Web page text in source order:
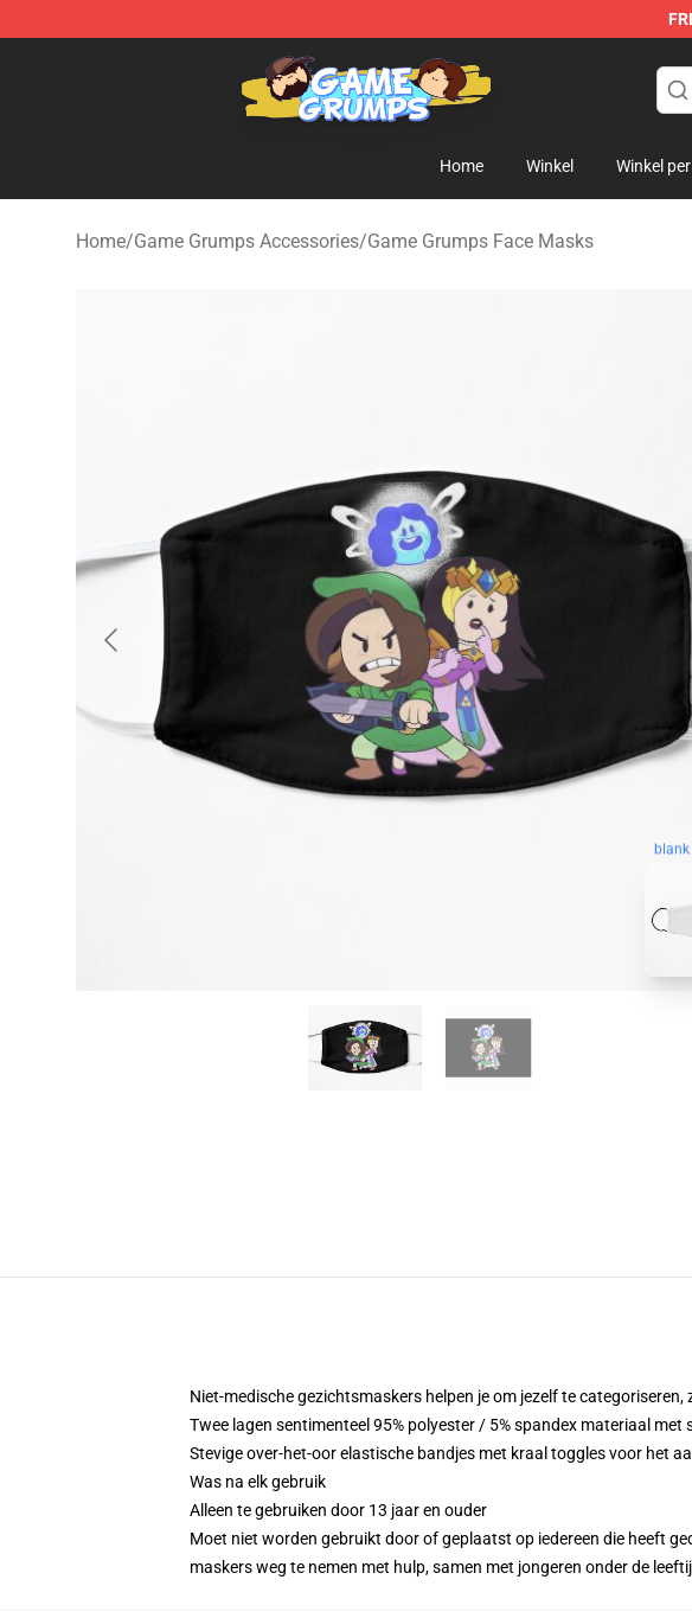
Game Grumps Shop - Official Game Grumps Merchandise Store
Home Winkel Winkel
Home/Game Grumps Accessories/Game Grumps Face Masks
Niet-medische gezichtsmaskers helpen je om jezelf te
Twee lagen sentimenteel 95% polyester / 5% spandex materiaal
Stevige over-het-oor elastische bandjes met kraal toggles voor het
Was na elk gebruik
Alleen te gebruiken door 13 jaar en ouder
Moet niet worden gebruikt door of geplaatst op iedereen die heeft
maskers weg te nemen met hulp, samen met jongeren onder de